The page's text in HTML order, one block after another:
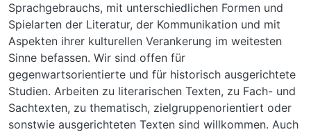
Sprachgebrauchs, mit unterschiedlichen Formen und
Spielarten der Literatur, der Kommunikation und mit
Aspekten ihrer kulturellen Verankerung im weitesten
Sinne befassen. Wir sind offen für
gegenwartsorientierte und für historisch ausgerichtete
Studien. Arbeiten zu literarischen Texten, zu Fach- und
Sachtexten, zu thematisch, zielgruppenorientiert oder
sonstwie ausgerichteten Texten sind willkommen. Auch